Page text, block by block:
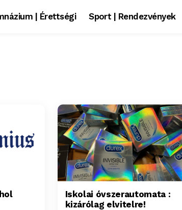
| Érettségi Sport | Rendezvények
Iskolai óvszerautomata :
kizárólag elvitelre!